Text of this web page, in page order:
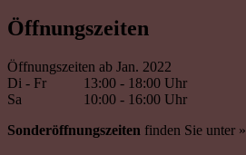
Öffnungszeiten
Öffnungszeiten ab Jan. 2022
Di - Fr
13:00 - 18:00 Uhr
Sa
10:00 - 16:00 Uhr
Sonderöffnungszeiten finden Sie unter »